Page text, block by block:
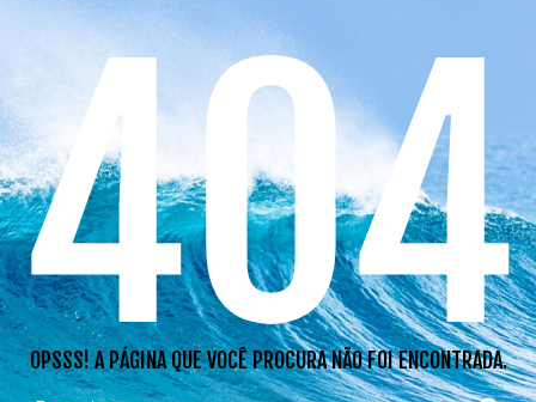
404
OPSSS! A PÁGINA QUE VOCÊ PROCURA NÃO FOI ENCONTRADA.